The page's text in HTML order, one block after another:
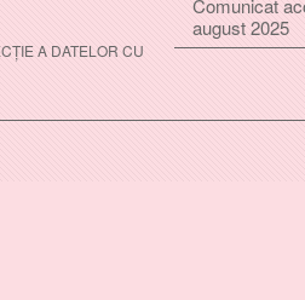
A DATELOR CU
Comunicat
august 2025